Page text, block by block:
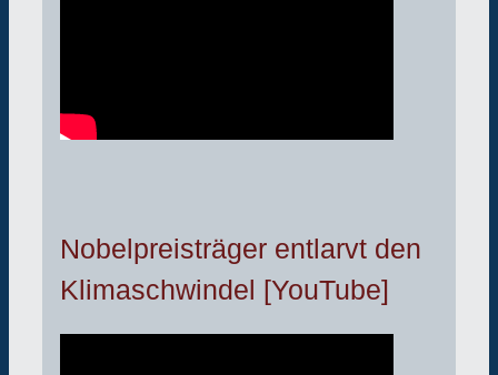
Nobelpreisträger entlarvt den
Klimaschwindel [YouTube]